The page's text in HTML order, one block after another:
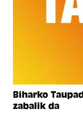
Biharko
zabalik da